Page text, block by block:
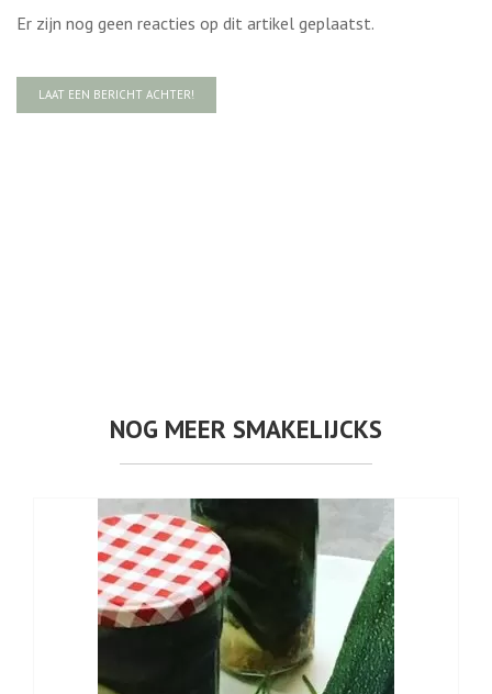
Er zijn nog geen reacties op dit artikel geplaatst.
LAAT EEN BERICHT ACHTER!
NOG MEER SMAKELIJCKS